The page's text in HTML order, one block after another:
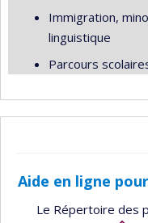
Immigration,
linguistique
Parcours
Aide en ligne
Le Répertoire des